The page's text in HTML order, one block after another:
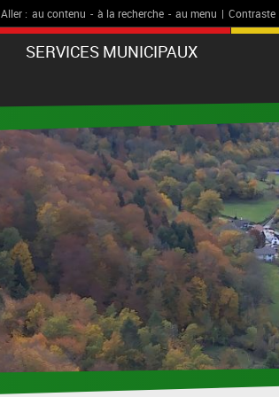
Aller : au contenu - à la recherche - au menu | Contraste
SERVICES MUNICIPAUX